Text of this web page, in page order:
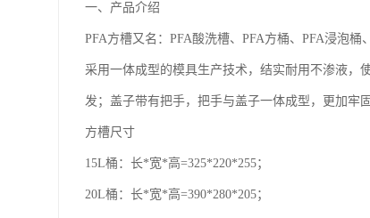
一、产品介绍
PFA方槽又名：PFA酸洗槽、PFA方桶、PFA浸泡桶
采用一体成型的模具生产技术，结实耐用不渗液，
发；盖子带有把手，把手与盖子一体成型，更加牢固
方槽尺寸
15L桶：长*宽*高=325*220*255；
20L桶：长*宽*高=390*280*205；